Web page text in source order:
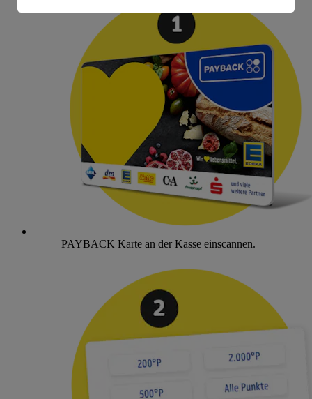
PAYBACK Karte an der Kasse einscannen.
Informationen zum Herausgeber der Seite findest du